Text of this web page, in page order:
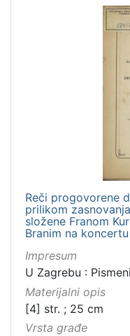
Reči progovorene
prilikom
složene Franom
Branim na
Impresum
U Zagrebu :
Materijalni opis
[4] str. ; 25 cm
Vrsta građe